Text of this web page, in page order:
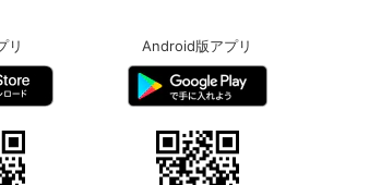
リ
Android版アプリ